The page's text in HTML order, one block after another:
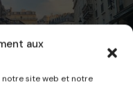
aux
notre site web et notre
2024